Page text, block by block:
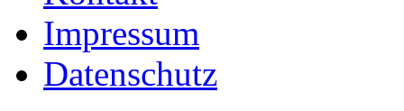
Impressum
Datenschutz